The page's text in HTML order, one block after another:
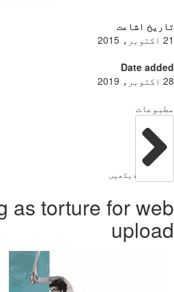
اشاعت
Date
دیکھیں
as torture for